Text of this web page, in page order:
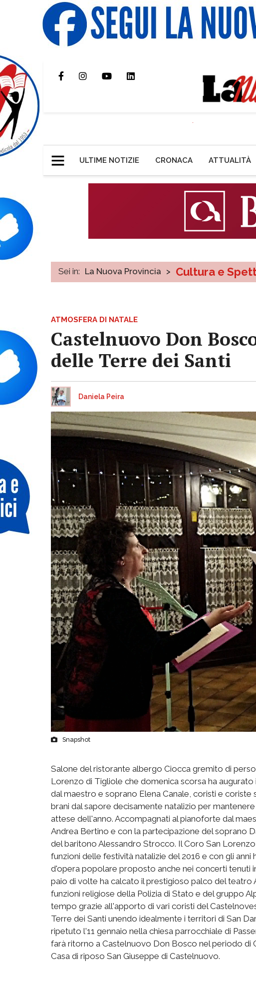
ULTIME NOTIZIE CRONACA ATTUALITÀ
Sei in: La Nuova Provincia > Cultura e
ATMOSFERA DI NATALE
Castelnuovo Don
delle Terre dei Santi
Daniela Peira
Snapshot
Salone del ristorante albergo Ciocca gremito di
Lorenzo di Tigliole che domenica scorsa ha augurato
dal maestro e soprano Elena Canale, coristi e coriste
brani dal sapore decisamente natalizio per
attese dell'anno. Accompagnati al pianoforte dal
Andrea Bertino e con la partecipazione del soprano
del baritono Alessandro Strocco. Il Coro San
funzioni delle festività natalizie del 2016 e con gli
d'opera popolare proposto anche nei concerti tenuti
paio di volte ha calcato il prestigioso palco del teatro
funzioni religiose della Polizia di Stato e del gruppo
tempo grazie all'apporto di vari coristi del
Terre dei Santi unendo idealmente i territori di San
ripetuto l'11 gennaio nella chiesa parrocchiale di
farà ritorno a Castelnuovo Don Bosco nel periodo di
Casa di riposo San Giuseppe di Castelnuovo.